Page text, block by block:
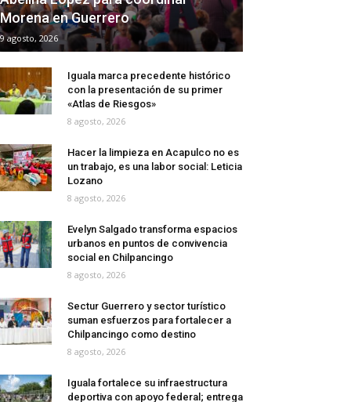
Morena en Guerrero
9 agosto, 2026
Iguala marca precedente histórico
con la presentación de su primer
«Atlas de Riesgos»
8 agosto, 2026
Hacer la limpieza en Acapulco no es
un trabajo, es una labor social: Leticia
Lozano
8 agosto, 2026
Evelyn Salgado transforma espacios
urbanos en puntos de convivencia
social en Chilpancingo
8 agosto, 2026
Sectur Guerrero y sector turístico
suman esfuerzos para fortalecer a
Chilpancingo como destino
8 agosto, 2026
Iguala fortalece su infraestructura
deportiva con apoyo federal; entrega